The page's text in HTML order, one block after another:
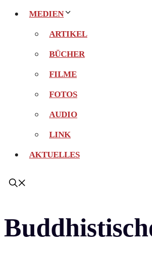
MEDIEN
ARTIKEL
BÜCHER
FILME
FOTOS
AUDIO
LINK
AKTUELLES